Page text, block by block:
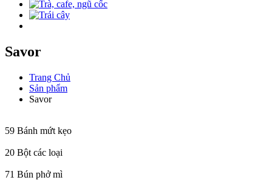
Savor
Trang Chủ
Sản phẩm
Savor
59 Bánh mứt kẹo
20 Bột các loại
71 Bún phở mì